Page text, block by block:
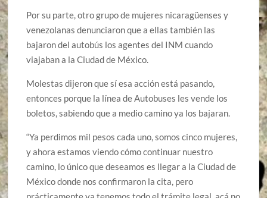
Por su parte, otro grupo de mujeres nicaragüenses y
venezolanas denunciaron que a ellas también las
bajaron del autobús los agentes del INM cuando
viajaban a la Ciudad de México.
Molestas dijeron que sí esa acción está pasando,
entonces porque la línea de Autobuses les vende los
boletos, sabiendo que a medio camino ya los bajaran.
“Ya perdimos mil pesos cada uno, somos cinco mujeres,
y ahora estamos viendo cómo continuar nuestro
camino, lo único que deseamos es llegar a la Ciudad de
México donde nos confirmaron la cita, pero